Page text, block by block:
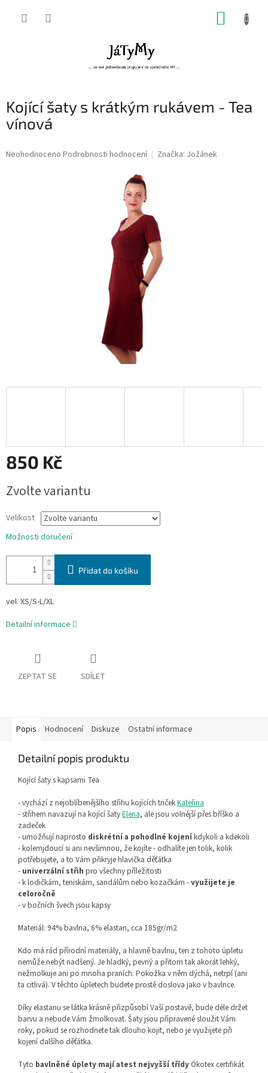
Kojící šaty s krátkým rukávem - Tea
vínová
Průměrné
Neohodnoceno Podrobnosti hodnocení Značka: Jožánek
850 Kč
cena:
Zvolte variantu
Velikost
Možnosti doručení
Přidat do košíku
vel. XS/S-L/XL
Detailní informace
ZEPTAT SE SDÍLET
Popis Hodnocení Diskuze Ostatní informace
Detailní popis produktu
Kojící šaty s kapsami Tea
- vychází z nejoblíbenějšího střihu kojících tričekKateřina
- střihem navazují na kojící šatyElena, ale jsou volnější přes bříško a
zadeček
- umožňují naprosto diskrétní a pohodlné kojeníkdykoli a kdekoli
- kolemjdoucí si ani nevšimnou, že kojíte - odhalíte jen tolik, kolik
potřebujete, a to Vám přikryje hlavička děťátka
- univerzální střih pro všechny příležitosti
- k lodičkám, teniskám, sandálům nebo kozačkám -využijete je
celoročně
- v bočních švech jsou kapsy
Materiál: 94% bavlna, 6% elastan, cca 185gr/m2
Kdo má rád přírodní materiály, a hlavně bavlnu, ten z tohoto úpletu
nemůže nebýt nadšený. Je hladký, pevný a přitom tak akorát lehký,
nežmolkuje ani po mnoha praních. Pokožka v něm dýchá, netrpí (ani
ta citlivá). V těchto úpletech budete prostě doslova jako v bavlnce.
Díky elastanu se látka krásně přizpůsobí Vaší postavě, bude déle držet
barvu a nebude Vám žmolkovat. Šaty jsou připravené sloužit Vám
roky, pokud se rozhodnete tak dlouho kojit, nebo je využijete při
kojení dalšího děťátka.
Tyto bavlněné úplety mají atest nejvyšší třídyÖkotex certifikát